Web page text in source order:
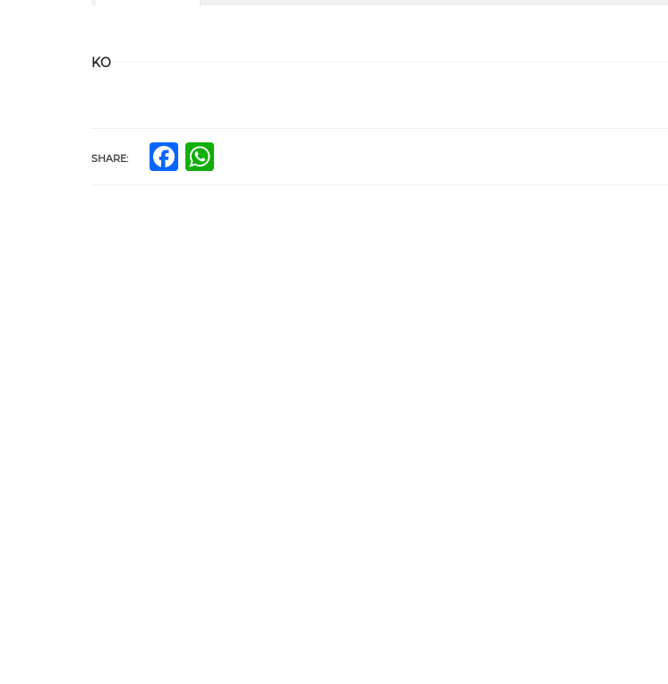
KO
SHARE: Facebook